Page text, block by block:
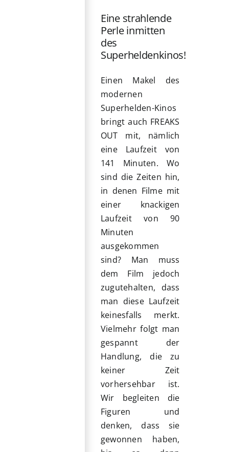
Eine strahlende
Perle inmitten
des
Superheldenkinos!
Einen Makel des
modernen
Superhelden-Kinos
bringt auch FREAKS
OUT mit, nämlich
eine Laufzeit von
141 Minuten. Wo
sind die Zeiten hin,
in denen Filme mit
einer knackigen
Laufzeit von 90
Minuten
ausgekommen
sind? Man muss
dem Film jedoch
zugutehalten, dass
man diese Laufzeit
keinesfalls merkt.
Vielmehr folgt man
gespannt der
Handlung, die zu
keiner Zeit
vorhersehbar ist.
Wir begleiten die
Figuren und
denken, dass sie
gewonnen haben,